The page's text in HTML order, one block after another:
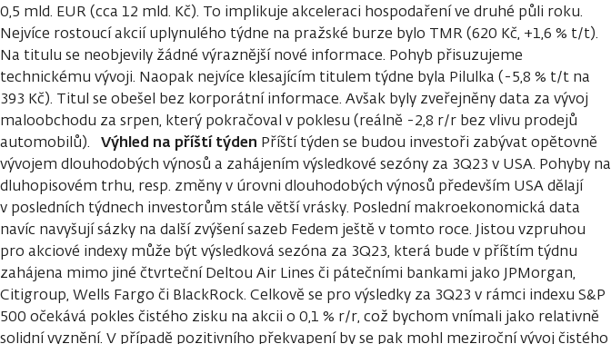
0,5 mld. EUR (cca 12 mld. Kč). To implikuje akceleraci hospodaření ve druhé půli roku.
Nejvíce rostoucí akcií uplynulého týdne na pražské burze bylo TMR (620 Kč, +1,6 % t/t).
Na titulu se neobjevily žádné výraznější nové informace. Pohyb přisuzujeme
technickému vývoji. Naopak nejvíce klesajícím titulem týdne byla Pilulka (-5,8 % t/t na
393 Kč). Titul se obešel bez korporátní informace. Avšak byly zveřejněny data za vývoj
maloobchodu za srpen, který pokračoval v poklesu (reálně -2,8 r/r bez vlivu prodejů
automobilů). Výhled na příští týden Příští týden se budou investoři zabývat opětovně
vývojem dlouhodobých výnosů a zahájením výsledkové sezóny za 3Q23 v USA. Pohyby na
dluhopisovém trhu, resp. změny v úrovni dlouhodobých výnosů především USA dělají
v posledních týdnech investorům stále větší vrásky. Poslední makroekonomická data
navíc navyšují sázky na další zvýšení sazeb Fedem ještě v tomto roce. Jistou vzpruhou
pro akciové indexy může být výsledková sezóna za 3Q23, která bude v příštím týdnu
zahájena mimo jiné čtvrteční Deltou Air Lines či pátečními bankami jako JPMorgan,
Citigroup, Wells Fargo či BlackRock. Celkově se pro výsledky za 3Q23 v rámci indexu S&P
500 očekává pokles čistého zisku na akcii o 0,1 % r/r, což bychom vnímali jako relativně
solidní vyznění. V případě pozitivního překvapení by se pak mohl meziroční vývoj čistého